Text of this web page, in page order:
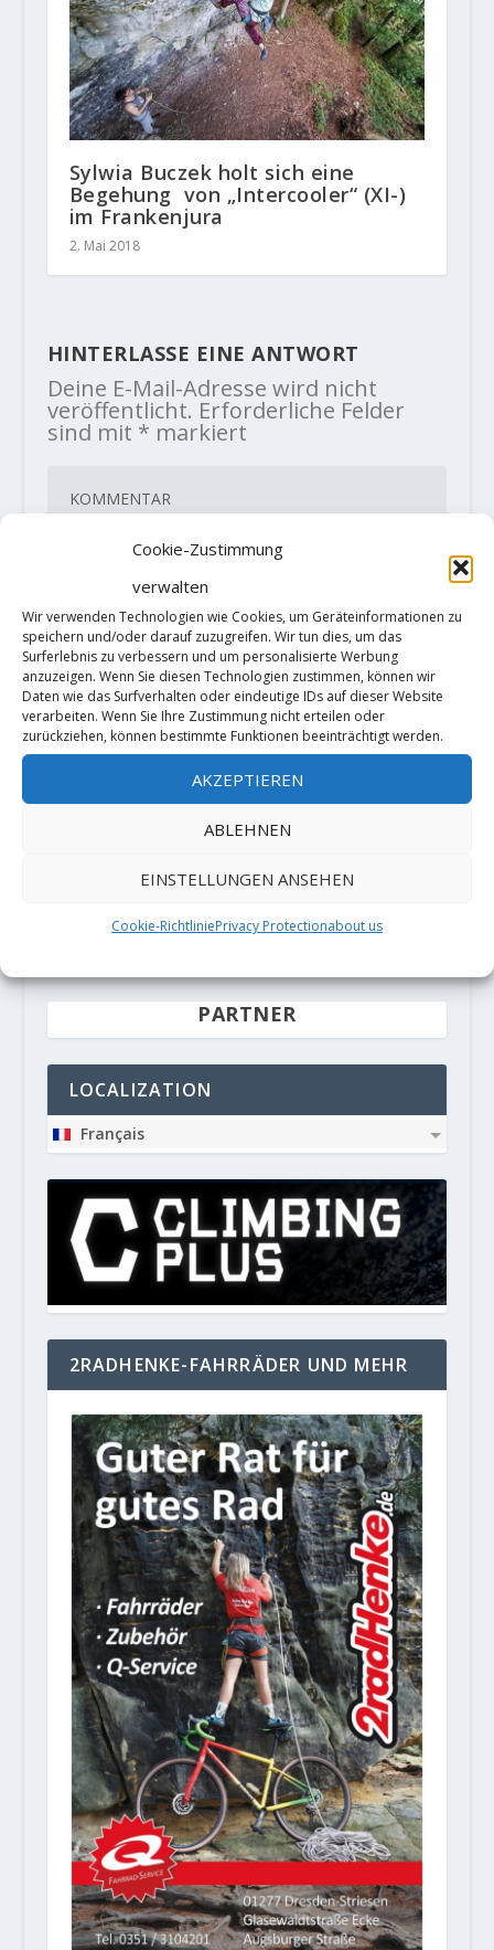
Cookie-Zustimmung
verwalten
Wir verwenden Technologien wie Cookies, um Geräteinformationen zu
speichern und/oder darauf zuzugreifen. Wir tun dies, um das
Surferlebnis zu verbessern und um personalisierte Werbung
anzuzeigen. Wenn Sie diesen Technologien zustimmen, können wir
Daten wie das Surfverhalten oder eindeutige IDs auf dieser Website
verarbeiten. Wenn Sie Ihre Zustimmung nicht erteilen oder
zurückziehen, können bestimmte Funktionen beeinträchtigt werden.
AKZEPTIEREN
ABLEHNEN
EINSTELLUNGEN ANSEHEN
Cookie-RichtliniePrivacy Protectionabout us
Sylwia Buczek holt sich eine
Begehung von „Intercooler“ (XI-)
im Frankenjura
2. Mai 2018
HINTERLASSE EINE ANTWORT
Deine E-Mail-Adresse wird nicht
veröffentlicht. Erforderliche Felder
sind mit * markiert
Diese Website verwendet Akismet, um
Spam zu reduzieren.Erfahre, wie
deine Kommentardaten verarbeitet
PARTNER
LOCALIZATION
Français
2RADHENKE-FAHRRÄDER UND MEHR